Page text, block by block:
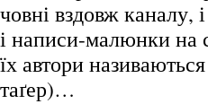
човні вздовж каналу,
і написи-малюнки на
їх автори
таґер)…